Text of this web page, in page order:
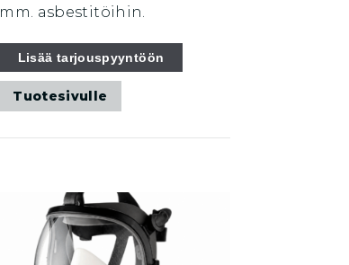
mm. asbestitöihin.
Lisää tarjouspyyntöön
Tuotesivulle